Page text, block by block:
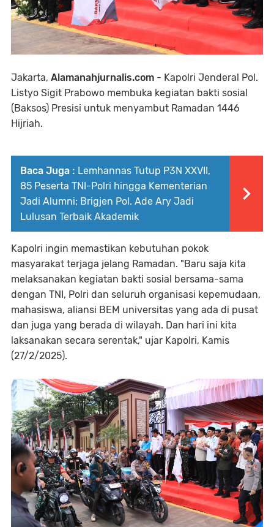
Jakarta, Alamanahjurnalis.com - Kapolri Jenderal Pol.
Listyo Sigit Prabowo membuka kegiatan bakti sosial
(Baksos) Presisi untuk menyambut Ramadan 1446
Hijriah.
Baca Juga : Lemhannas Tutup P3N XXVII,
85 Peserta TNI-Polri hingga Kementerian
Jadi Alumni; Brigjen Pol. Ade Ary Jadi
Lulusan Terbaik Akademik
Kapolri ingin memastikan kebutuhan pokok
masyarakat terjaga jelang Ramadan. "Baru saja kita
melaksanakan kegiatan bakti sosial bersama-sama
dengan TNI, Polri dan seluruh organisasi kepemudaan,
mahasiswa, aliansi BEM universitas yang ada di pusat
dan juga yang berada di wilayah. Dan hari ini kita
laksanakan secara serentak," ujar Kapolri, Kamis
(27/2/2025).